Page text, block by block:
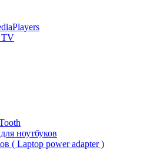
TV
ноутбуков
( Laptop power adapter )